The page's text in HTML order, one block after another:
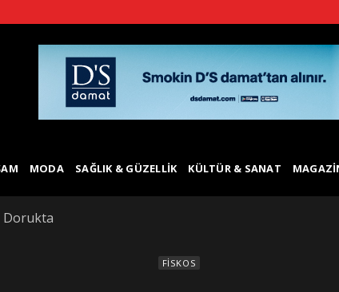
MODA SAĞLIK & GÜZELLIK KÜLTÜR & SANAT
Dorukta
FISKOS